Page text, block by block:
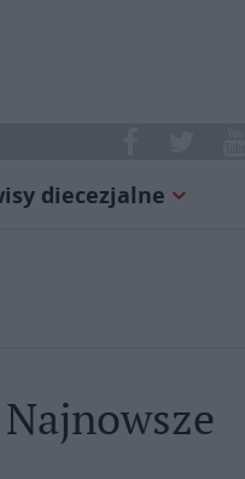
diecezjalne
Najnowsze